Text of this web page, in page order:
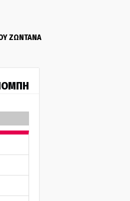
ΖΩΝΤΑΝΑ